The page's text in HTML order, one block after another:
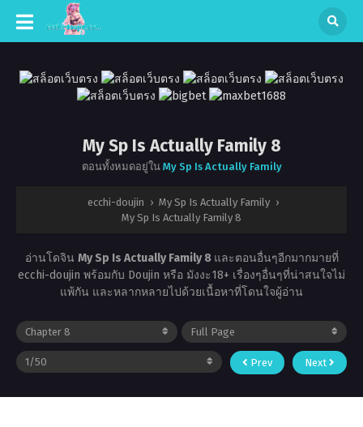
My Sp Is Actually Family 8
ตอนทั้งหมดอยู่ใน My Sp Is Actually Family
ecchi-doujin › My Sp Is Actually Family ›
My Sp Is Actually Family 8
อ่านโดจิน My Sp Is Actually Family 8 และตอนอื่นๆอีกมากมายที่
ecchi-doujin พร้อมกับ Doujin หรือ มังงะ18+ เรื่องๆอื่นๆที่น่าสนใจไม่
แพ้กัน และหลากหลายไปด้วยเนื้อหาที่โดนใจผู้อ่าน
Prev Next